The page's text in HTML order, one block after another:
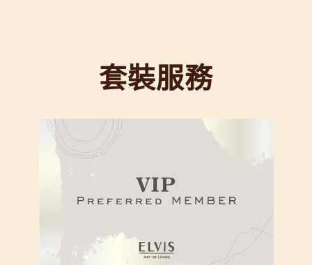
套裝服務